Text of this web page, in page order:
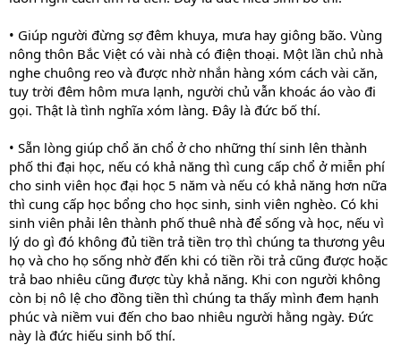
• Giúp người đừng sợ đêm khuya, mưa hay giông bão. Vùng
nông thôn Bắc Việt có vài nhà có điện thoại. Một lần chủ nhà
nghe chuông reo và được nhờ nhắn hàng xóm cách vài căn,
tuy trời đêm hôm mưa lạnh, người chủ vẫn khoác áo vào đi
gọi. Thật là tình nghĩa xóm làng. Đây là đức bố thí.
• Sẵn lòng giúp chổ ăn chổ ở cho những thí sinh lên thành
phố thi đại học, nếu có khả năng thì cung cấp chổ ở miễn phí
cho sinh viên học đại học 5 năm và nếu có khả năng hơn nữa
thì cung cấp học bổng cho học sinh, sinh viên nghèo. Có khi
sinh viên phải lên thành phố thuê nhà để sống và học, nếu vì
lý do gì đó không đủ tiền trả tiền trọ thì chúng ta thương yêu
họ và cho họ sống nhờ đến khi có tiền rồi trả cũng được hoặc
trả bao nhiêu cũng được tùy khả năng. Khi con người không
còn bị nô lệ cho đồng tiền thì chúng ta thấy mình đem hạnh
phúc và niềm vui đến cho bao nhiêu người hằng ngày. Đức
này là đức hiếu sinh bố thí.